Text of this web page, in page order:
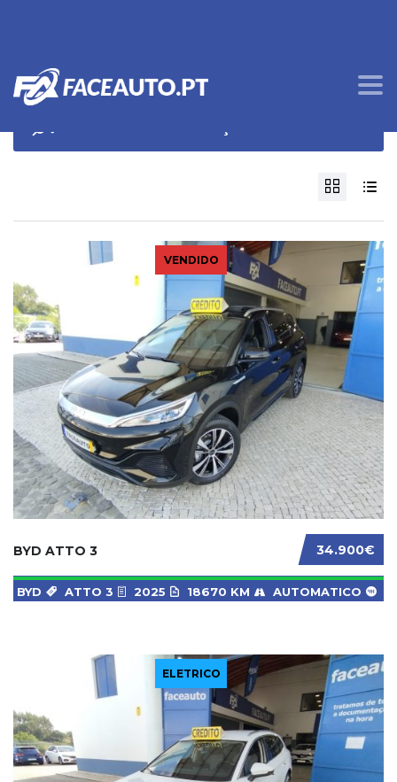
VENDIDO
34.900€
BYD ATTO 3
BYD ATTO 3 2025 18670 KM AUTOMATICO
ELETRICO